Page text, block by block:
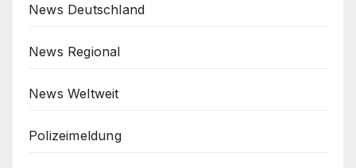
News Deutschland
News Regional
News Weltweit
Polizeimeldung